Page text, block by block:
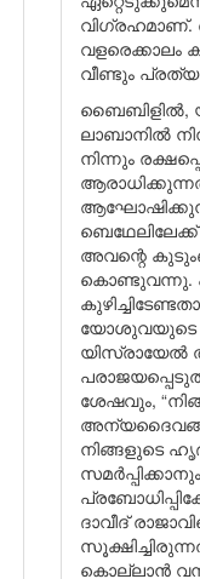
വിഗ്രഹമാണ്.
വളരെക്കാലം
വീണ്ടും
ബൈബിളിൽ,
ലാബാനിൽ
നിന്നും
അവന്റെ
കൊണ്ടുവന്നു.
യോശുവയുടെ
യിസ്രായേൽ
ശേഷവും,
നിങ്ങളുടെ
ദാവീദ്
കൊല്ലാൻ